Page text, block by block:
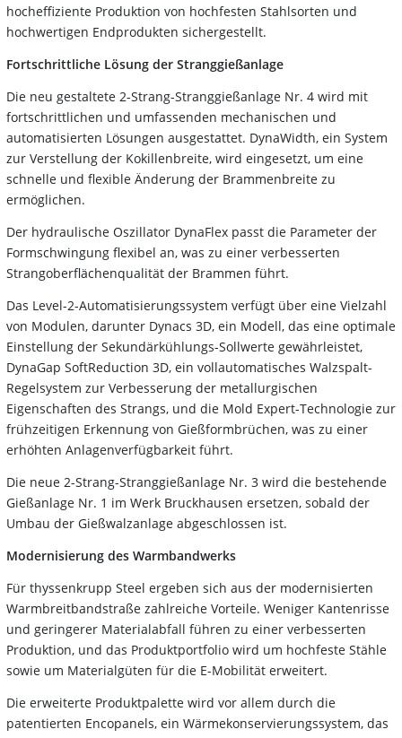
hocheffiziente Produktion von hochfesten Stahlsorten und
hochwertigen Endprodukten sichergestellt.
Fortschrittliche Lösung der Stranggießanlage
Die neu gestaltete 2-Strang-Stranggießanlage Nr. 4 wird mit
fortschrittlichen und umfassenden mechanischen und
automatisierten Lösungen ausgestattet. DynaWidth, ein System
zur Verstellung der Kokillenbreite, wird eingesetzt, um eine
schnelle und flexible Änderung der Brammenbreite zu
ermöglichen.
Der hydraulische Oszillator DynaFlex passt die Parameter der
Formschwingung flexibel an, was zu einer verbesserten
Strangoberflächenqualität der Brammen führt.
Das Level-2-Automatisierungssystem verfügt über eine Vielzahl
von Modulen, darunter Dynacs 3D, ein Modell, das eine optimale
Einstellung der Sekundärkühlungs-Sollwerte gewährleistet,
DynaGap SoftReduction 3D, ein vollautomatisches Walzspalt-
Regelsystem zur Verbesserung der metallurgischen
Eigenschaften des Strangs, und die Mold Expert-Technologie zur
frühzeitigen Erkennung von Gießformbrüchen, was zu einer
erhöhten Anlagenverfügbarkeit führt.
Die neue 2-Strang-Stranggießanlage Nr. 3 wird die bestehende
Gießanlage Nr. 1 im Werk Bruckhausen ersetzen, sobald der
Umbau der Gießwalzanlage abgeschlossen ist.
Modernisierung des Warmbandwerks
Für thyssenkrupp Steel ergeben sich aus der modernisierten
Warmbreitbandstraße zahlreiche Vorteile. Weniger Kantenrisse
und geringerer Materialabfall führen zu einer verbesserten
Produktion, und das Produktportfolio wird um hochfeste Stähle
sowie um Materialgüten für die E-Mobilität erweitert.
Die erweiterte Produktpalette wird vor allem durch die
patentierten Encopanels, ein Wärmekonservierungssystem, das